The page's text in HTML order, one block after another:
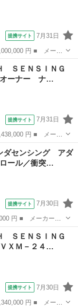
提携サイト 7月31日
ード名： Ｇホン
レーンアシスト
ＳＥＮＳＩＮＧ
ーナー ナ…
提携サイト 7月31日
レード名： Ｌ
ナー ナビＶＸＭ
ダセンシング アダ
ール／衝突…
提携サイト 7月30日
ド名： Ｇホンダ
／衝突軽減ブレーキ
ＳＥＮＳＩＮＧ
ＸＭ－２４…
提携サイト 7月30日